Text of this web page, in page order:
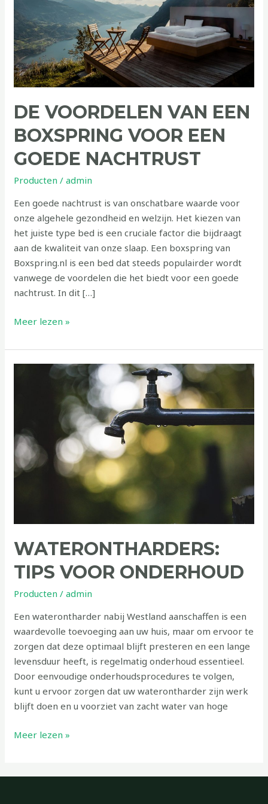
DE VOORDELEN VAN EEN
BOXSPRING VOOR EEN
GOEDE NACHTRUST
Producten /admin
Een goede nachtrust is van onschatbare waarde voor
onze algehele gezondheid en welzijn. Het kiezen van
het juiste type bed is een cruciale factor die bijdraagt
aan de kwaliteit van onze slaap. Een boxspring van
Boxspring.nl is een bed dat steeds populairder wordt
vanwege de voordelen die het biedt voor een goede
nachtrust. In dit […]
een
goede
nachtrust
Meer lezen »
WATERONTHARDERS:
TIPS VOOR ONDERHOUD
Producten /admin
Een waterontharder nabij Westland aanschaffen is een
waardevolle toevoeging aan uw huis, maar om ervoor te
zorgen dat deze optimaal blijft presteren en een lange
levensduur heeft, is regelmatig onderhoud essentieel.
Door eenvoudige onderhoudsprocedures te volgen,
kunt u ervoor zorgen dat uw waterontharder zijn werk
blijft doen en u voorziet van zacht water van hoge
Waterontharders:
onderhoud
Meer lezen »